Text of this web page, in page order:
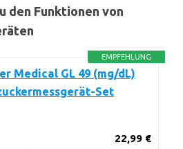
den Funktionen von
EMPFEHLUNG
Medical GL 49 (mg/dL)
Set
22,99 €